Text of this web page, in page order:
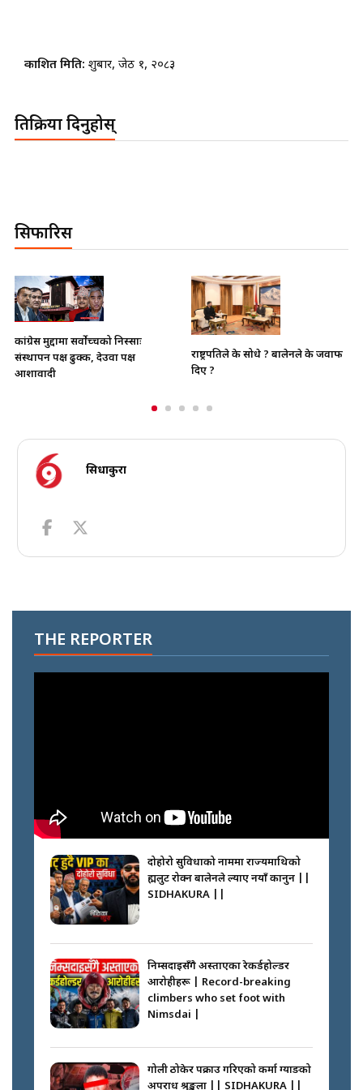
प्रकाशित मिति: शुक्रबार, जेठ १, २०८३
प्रतिक्रिया दिनुहोस्
सिफारिस
राष्ट्रपतिले के सोधे ? बालेनले के जवाफ
दिए ?
क्रियाकलापप्रति सरकार पूर्ण रुपमा
सचेत छ
सिधाकुरा
THE REPORTER
दोहोरो सुविधाको नाममा राज्यमाथिको
ब्रह्मलुट रोक्न बालेनले ल्याए नयाँ कानुन ||
SIDHAKURA ||
निम्सदाइसँगै अस्ताएका रेकर्डहोल्डर
आरोहीहरू | Record-breaking
climbers who set foot with
Nimsdai |
गोली ठोकेर पक्राउ गरिएको कर्मा ग्याङको
अपराध श्रृङ्खला || SIDHAKURA ||